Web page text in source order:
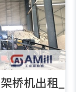
桥机出租_